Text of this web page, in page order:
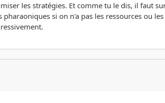
les stratégies. Et comme tu le dis, il faut
si on n'a pas les ressources ou